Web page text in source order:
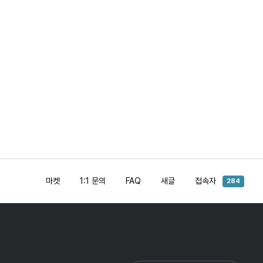
마켓 1:1 문의 FAQ 새글 접속자 284